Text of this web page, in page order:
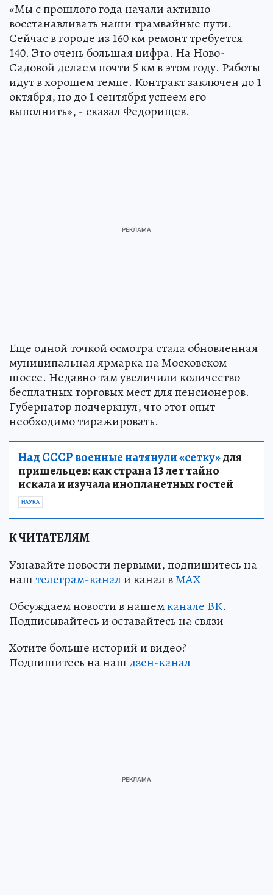
«Мы с прошлого года начали активно
восстанавливать наши трамвайные пути.
Сейчас в городе из 160 км ремонт требуется
140. Это очень большая цифра. На Ново-
Садовой делаем почти 5 км в этом году. Работы
идут в хорошем темпе. Контракт заключен до 1
октября, но до 1 сентября успеем его
выполнить», - сказал Федорищев.
Еще одной точкой осмотра стала обновленная
муниципальная ярмарка на Московском
шоссе. Недавно там увеличили количество
бесплатных торговых мест для пенсионеров.
Губернатор подчеркнул, что этот опыт
необходимо тиражировать.
Над СССР военные натянули «сетку»для
пришельцев: как страна 13 лет тайно
искала и изучала инопланетных гостей
НАУКА
К ЧИТАТЕЛЯМ
Узнавайте новости первыми, подпишитесь на
наштелеграм-канали канал вМАХ
Обсуждаем новости в нашемканале ВК.
Подписывайтесь и оставайтесь на связи
Хотите больше историй и видео?
Подпишитесь на наш дзен-канал